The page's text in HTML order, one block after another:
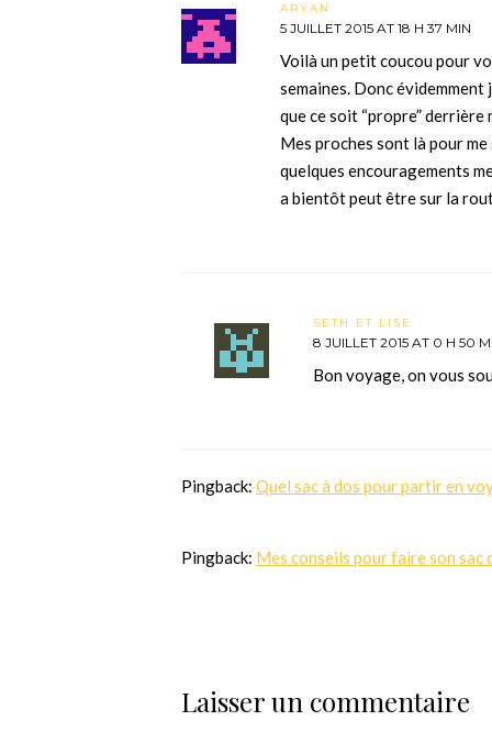
ARYAN
5 JUILLET 2015 AT 18 H 37 MIN
Voilà un petit coucou pour
semaines. Donc évidemment
que ce soit “propre” derrière
Mes proches sont là pour
quelques encouragements
a bientôt peut être sur la
SETH ET LISE
8 JUILLET 2015 AT 0 H 50
Bon voyage, on vous
Pingback: Quel sac à dos pour partir en
Pingback: Mes conseils pour faire son
Laisser un commentaire